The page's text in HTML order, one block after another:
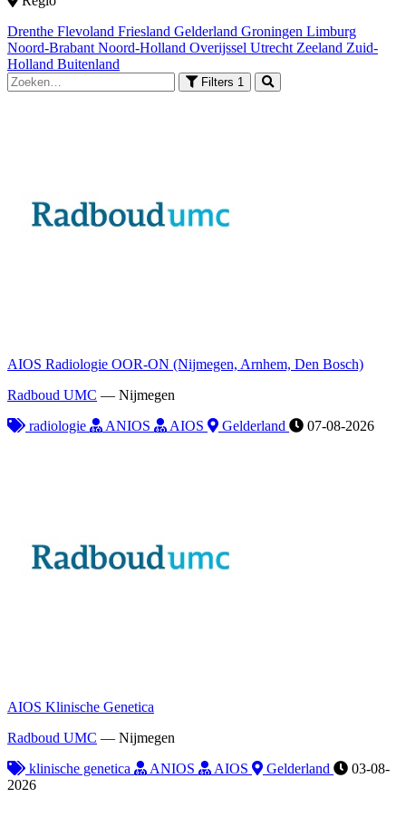
Drenthe Flevoland Friesland Gelderland Groningen Limburg
Noord-Brabant Noord-Holland Overijssel Utrecht Zeeland Zuid-
Holland Buitenland
Filters 1
AIOS Radiologie OOR-ON (Nijmegen, Arnhem, Den Bosch)
Radboud UMC — Nijmegen
radiologie
ANIOS AIOS Gelderland 07-08-2026
AIOS Klinische Genetica
Radboud UMC — Nijmegen
klinische genetica
ANIOS AIOS Gelderland
03-08-
2026